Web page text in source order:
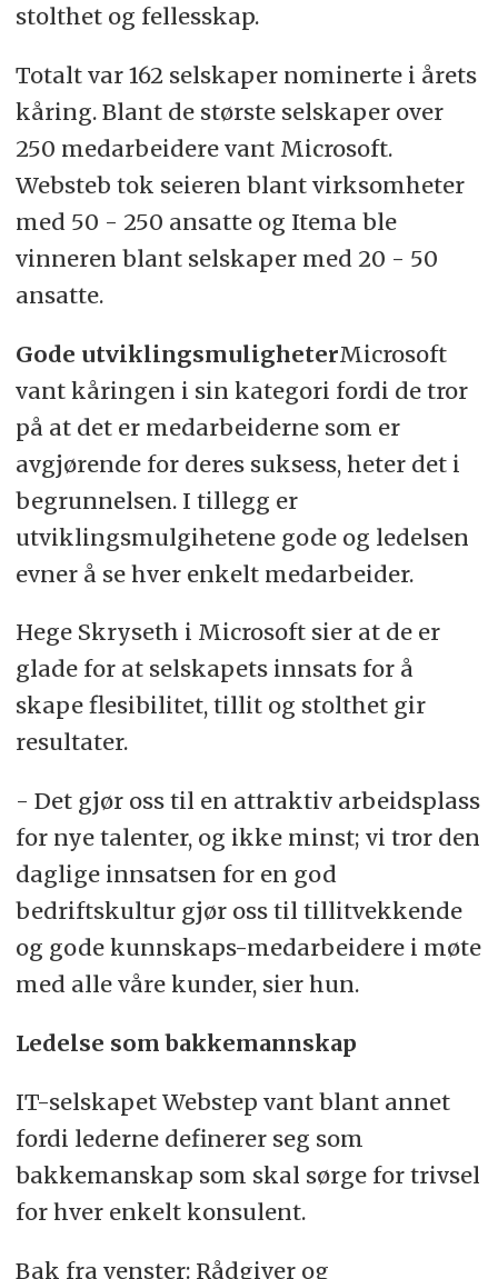
stolthet og fellesskap.
Totalt var 162 selskaper nominerte i årets
kåring. Blant de største selskaper over
250 medarbeidere vant Microsoft.
Websteb tok seieren blant virksomheter
med 50 - 250 ansatte og Itema ble
vinneren blant selskaper med 20 - 50
ansatte.
Gode utviklingsmuligheterMicrosoft
vant kåringen i sin kategori fordi de tror
på at det er medarbeiderne som er
avgjørende for deres suksess, heter det i
begrunnelsen. I tillegg er
utviklingsmulgihetene gode og ledelsen
evner å se hver enkelt medarbeider.
Hege Skryseth i Microsoft sier at de er
glade for at selskapets innsats for å
skape flesibilitet, tillit og stolthet gir
resultater.
- Det gjør oss til en attraktiv arbeidsplass
for nye talenter, og ikke minst; vi tror den
daglige innsatsen for en god
bedriftskultur gjør oss til tillitvekkende
og gode kunnskaps-medarbeidere i møte
med alle våre kunder, sier hun.
Ledelse som bakkemannskap
IT-selskapet Webstep vant blant annet
fordi lederne definerer seg som
bakkemanskap som skal sørge for trivsel
for hver enkelt konsulent.
Bak fra venster: Rådgiver og